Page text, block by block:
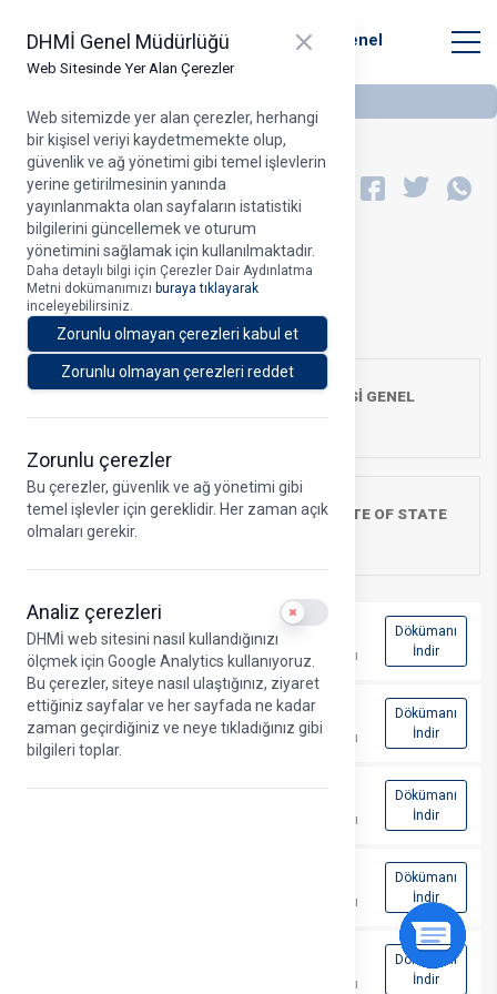
DHMİ Genel Müdürlüğü
Web Sitesinde Yer Alan Çerezler
Close panel
Web sitemizde yer alan çerezler, herhangi
bir kişisel veriyi kaydetmemekte olup,
güvenlik ve ağ yönetimi gibi temel işlevlerin
yerine getirilmesinin yanında
yayınlanmakta olan sayfaların istatistiki
bilgilerini güncellemek ve oturum
yönetimini sağlamak için kullanılmaktadır.
Daha detaylı bilgi için Çerezler Dair Aydınlatma
Metni dokümanımızı buraya tıklayarak
inceleyebilirsiniz.
Zorunlu olmayan çerezleri kabul et
Zorunlu olmayan çerezleri reddet
Zorunlu çerezler
Bu çerezler, güvenlik ve ağ yönetimi gibi
temel işlevler için gereklidir. Her zaman açık
olmaları gerekir.
Analiz çerezleri Use setting
DHMİ web sitesini nasıl kullandığınızı
ölçmek için Google Analytics kullanıyoruz.
Bu çerezler, siteye nasıl ulaştığınız, ziyaret
ettiğiniz sayfalar ve her sayfada ne kadar
zaman geçirdiğiniz ve neye tıkladığınız gibi
bilgileri toplar.
Devlet Hava Meydanları İşletmesi Genel
Müdürlüğü
Ücret Tarifeleri A
DHMİ Ücret Tarifeleri KÖİ Ücret Tarifeleri
Havacılık Eğitim Dairesi Tarifeleri
T.C. DEVLET HAVA MEYDANLARI İŞLETMESİ GENEL
MÜDÜRLÜĞÜ (DHMİ) Ücret Tarifeleri
CHARGES TARIFF – GENERAL DIRECTORATE OF STATE
AIRPORTS ADMINISTRATION
2026 Yılı Eğitim Hizmetleri Ücret
Tarifesi
PDF dosyası
Dökümanı
İndir
2026 DHMI Airport Charges
REV.01
PDF dosyası
Dökümanı
İndir
2026 DHMİ Havalimanı Ücret
PDF dosyası
Dökümanı
İndir
PDF dosyası
Dökümanı
İndir
PDF dosyası
Dökümanı
İndir